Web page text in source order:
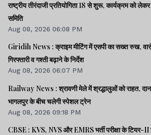
राष्ट्रीय तीरंदाजी प्रतियोगिता 18 से शुरू, कार्यक्रम को
समिति
Aug 08, 2026 06:08 PM
Giridih News : क्राइम मीटिंग में एसपी का सख्त रुख,
गिरफ्तारी व गश्ती बढ़ाने के निर्देश
Aug 08, 2026 06:07 PM
Railway News : श्रावणी मेले में श्रद्धालुओं को राहत,
भागलपुर के बीच चलेगी स्पेशल ट्रेन
Aug 08, 2026 09:18 PM
CBSE : KVS, NVS और EMRS भर्ती परीक्षा के टियर-II परिणाम